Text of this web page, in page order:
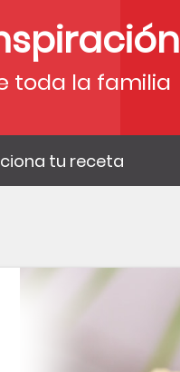
toda la familia
tu receta